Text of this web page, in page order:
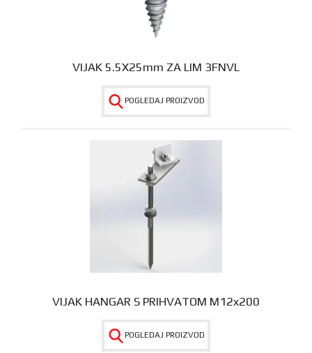
VIJAK 5.5X25mm ZA LIM 3FNVL
POGLEDAJ PROIZVOD
VIJAK HANGAR S PRIHVATOM M12x200
POGLEDAJ PROIZVOD